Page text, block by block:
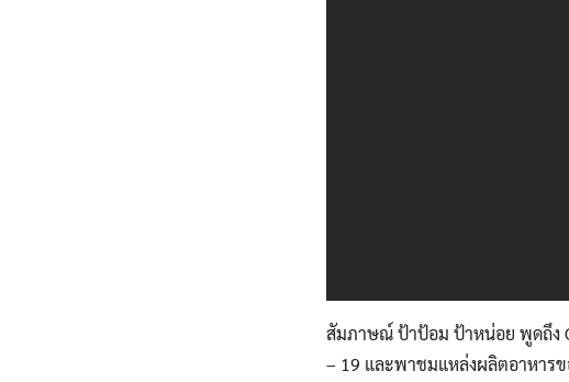
สัมภาษณ์ ป้าป้อม ป้าหน่อย พูดถึง
– 19 และพาชมแหล่งผลิตอาหารข